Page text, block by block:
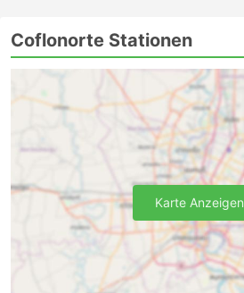
Coflonorte Stationen
Karte Anzeigen